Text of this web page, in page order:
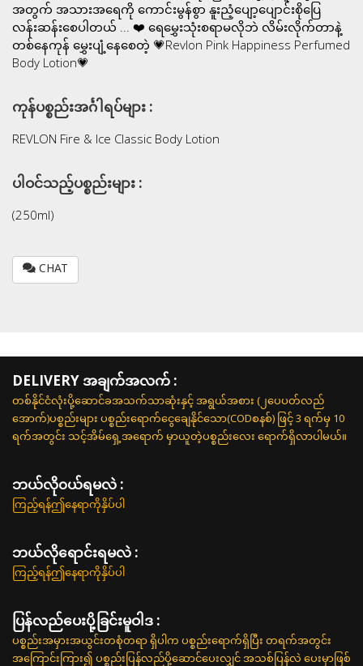
အတွက် အသားအရေကို ကောင်းမွန်စွာ နူးညံ့ပျော့ပျောင်းစိုပြေ
လန်းဆန်းစေပါတယ် ... ❤️ ရေမွှေးသုံးစရာမလိုဘဲ လိမ်းလိုက်တာနဲ့
တစ်နေကုန် မွှေးပျံ့နေစေတဲ့ 💗Revlon Pink Happiness Perfumed
Body Lotion💗
ကုန်ပစ္စည်းအင်္ဂါရပ်များ :
REVLON Fire & Ice Classic Body Lotion
ပါဝင်သည့်ပစ္စည်းများ :
(250ml)
CHAT
DELIVERY အချက်အလက် :
တစ်နိုင်ငံလုံးပို့ဆောင်ခအသက်သာဆုံးနှင့် အရွယ်အစား (၂ပေပတ်လည်
အောက်)ပစ္စည်းများ ပစ္စည်းရောက်ငွေချေနိုင်သော(CODစနစ်) ဖြင့် 3 ရက်မှ 10
ရက်အတွင်း သင့်အိမ်ရှေ့အရောက် မှာယူတဲ့ပစ္စည်းလေး ရောက်ရှိလာပါမယ်။
ဘယ်လို၀ယ်ရမလဲ :
ကြည့်ရန်ဤနေရာကိုနှိပ်ပါ
ဘယ်လိုရောင်းရမလဲ :
ကြည့်ရန်ဤနေရာကိုနှိပ်ပါ
ပြန်လည်ပေးပို့ခြင်းမူဝါဒ :
ပစ္စည်းအမှားအယွင်းတစုံတရာ ရှိပါက ပစ္စည်းရောက်ရှိပြီး တရက်အတွင်း
အကြောင်းကြား၍ ပစ္စည်းပြန်လည်ပို့ဆောင်ပေးလျှင် အသစ်ပြန်လဲ ပေးမှာဖြစ်